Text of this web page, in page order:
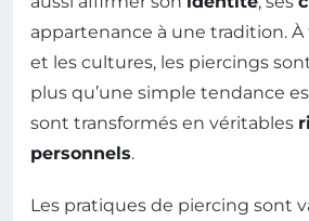
appartenance à une tradition.
et les cultures, les piercings
plus qu’une simple tendance
sont transformés en véritables
personnels.
Les pratiques de piercing sont